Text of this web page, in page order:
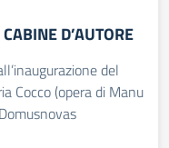
D’AUTORE
del
Cocco (opera di Manu